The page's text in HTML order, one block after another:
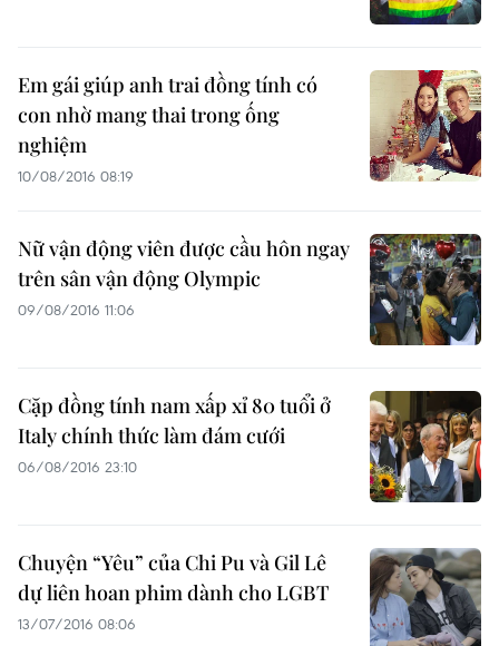
Em gái giúp anh trai đồng tính có
con nhờ mang thai trong ống
nghiệm
10/08/2016 08:19
Nữ vận động viên được cầu hôn ngay
trên sân vận động Olympic
09/08/2016 11:06
Cặp đồng tính nam xấp xỉ 80 tuổi ở
Italy chính thức làm đám cưới
06/08/2016 23:10
Chuyện “Yêu” của Chi Pu và Gil Lê
dự liên hoan phim dành cho LGBT
13/07/2016 08:06